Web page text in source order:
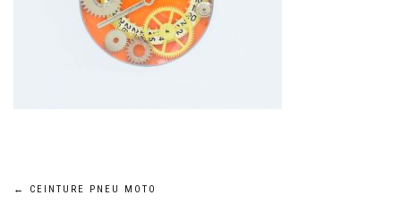
Navigation
← CEINTURE PNEU MOTO